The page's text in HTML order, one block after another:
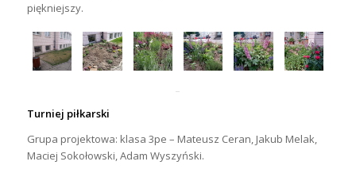
piękniejszy.
Turniej piłkarski
Grupa projektowa: klasa 3pe – Mateusz Ceran, Jakub Melak,
Maciej Sokołowski, Adam Wyszyński.